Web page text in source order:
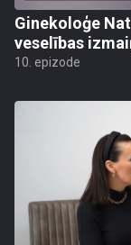
Ginekoloģe
veselības
10. epizode